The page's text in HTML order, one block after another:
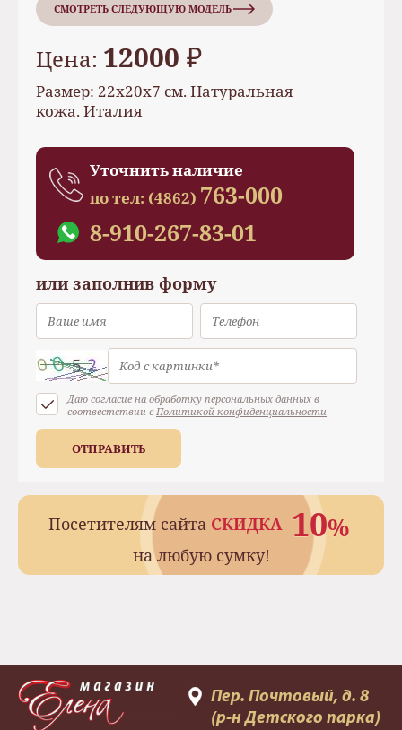
СМОТРЕТЬ СЛЕДУЮЩУЮ МОДЕЛЬ
Цена: 12000 ₽
Размер: 22х20х7 см. Натуральная
кожа. Италия
Уточнить наличие
по тел: (4862) 763-000
8-910-267-83-01
или заполнив форму
Даю согласие на обработку персональных данных в
соотвестствии с Политикой конфиденциальности
ОТПРАВИТЬ
Посетителям сайта СКИДКА 10%
на любую сумку!
Пер. Почтовый, д. 8
(р-н Детского парка)